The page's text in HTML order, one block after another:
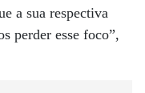
a sua respectiva
perder esse foco”,